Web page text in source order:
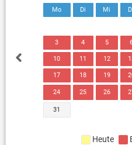
Mo Di Mi
3 4 5
10 11 12
17 18 19
24 25 26
31
Heute